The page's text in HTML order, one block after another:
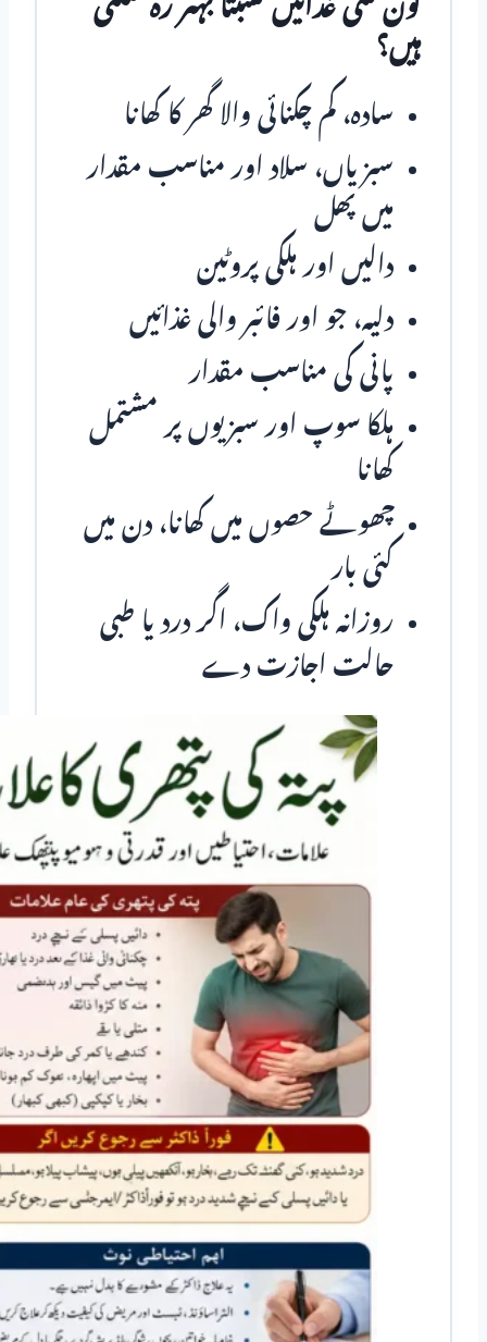
کون سی غذائیں نسبتاً بہتر رہ سکتی
ہیں؟
سادہ، کم چکنائی والا گھر کا کھانا
سبزیاں، سلاد اور مناسب مقدار
میں پھل
دالیں اور ہلکی پروٹین
دلیہ، جو اور فائبر والی غذائیں
پانی کی مناسب مقدار
ہلکا سوپ اور سبزیوں پر مشتمل
کھانا
چھوٹے حصوں میں کھانا، دن میں
کئی بار
روزانہ ہلکی واک، اگر درد یا طبی
حالت اجازت دے